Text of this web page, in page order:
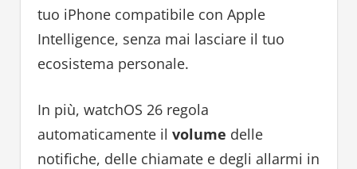
tuo iPhone compatibile con Apple
Intelligence, senza mai lasciare il tuo
ecosistema personale.
In più, watchOS 26 regola
automaticamente il volume delle
notifiche, delle chiamate e degli allarmi in